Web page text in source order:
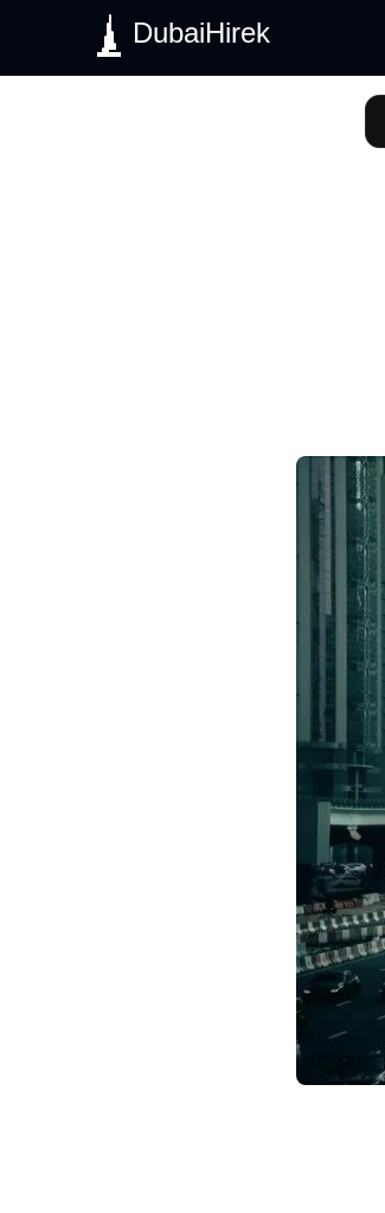
DubaiHirek